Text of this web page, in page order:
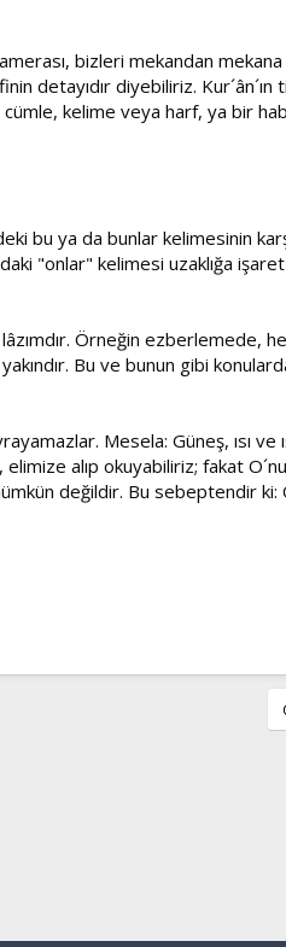
bizleri mekandan
detayıdır diyebiliriz.
kelime veya harf, ya bir
ya da bunlar kelimesinin
"onlar" kelimesi uzaklığa
Örneğin ezberlemede,
Bu ve bunun gibi
Mesela: Güneş, ısı ve
alıp okuyabiliriz; fakat
mümkün değildir. Bu sebeptendir